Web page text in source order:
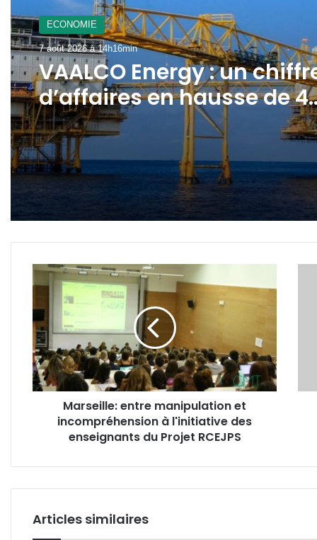
A La Une
7 août 2026 à 12h21min
Gabon : le gouvernement
mobilisé pour la
concrétisation du
mégaprojet de Fer de
Baniaka
Marseille:
entre
manipulation
incompréhension
à
l'initiative
des
enseignants
Marseille: entre manipulation et
incompréhension à l'initiative des
enseignants du Projet RCEJPS
à
Articles similaires